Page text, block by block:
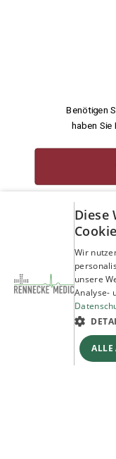
Benötigen
haben Sie
Diese
Wir
unsere
Analyse-
ALLE